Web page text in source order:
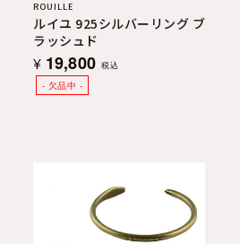
ROUILLE
ルイユ 925シルバーリング ブ
ラッシュド
¥ 19,800 税込